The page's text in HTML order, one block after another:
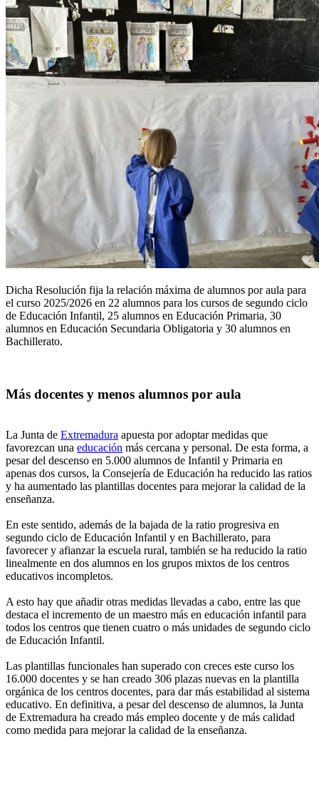
Dicha Resolución fija la relación máxima de alumnos por aula para
el curso 2025/2026 en 22 alumnos para los cursos de segundo ciclo
de Educación Infantil, 25 alumnos en Educación Primaria, 30
alumnos en Educación Secundaria Obligatoria y 30 alumnos en
Bachillerato.
Más docentes y menos alumnos por aula
La Junta de Extremadura apuesta por adoptar medidas que
favorezcan una educación más cercana y personal. De esta forma, a
pesar del descenso en 5.000 alumnos de Infantil y Primaria en
apenas dos cursos, la Consejería de Educación ha reducido las ratios
y ha aumentado las plantillas docentes para mejorar la calidad de la
enseñanza.
En este sentido, además de la bajada de la ratio progresiva en
segundo ciclo de Educación Infantil y en Bachillerato, para
favorecer y afianzar la escuela rural, también se ha reducido la ratio
linealmente en dos alumnos en los grupos mixtos de los centros
educativos incompletos.
A esto hay que añadir otras medidas llevadas a cabo, entre las que
destaca el incremento de un maestro más en educación infantil para
todos los centros que tienen cuatro o más unidades de segundo ciclo
de Educación Infantil.
Las plantillas funcionales han superado con creces este curso los
16.000 docentes y se han creado 306 plazas nuevas en la plantilla
orgánica de los centros docentes, para dar más estabilidad al sistema
educativo. En definitiva, a pesar del descenso de alumnos, la Junta
de Extremadura ha creado más empleo docente y de más calidad
como medida para mejorar la calidad de la enseñanza.